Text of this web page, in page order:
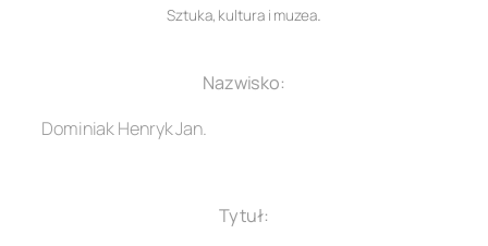
Sztuka, kultura i muzea.
Nazwisko:
Dominiak Henryk Jan.
Tytuł: